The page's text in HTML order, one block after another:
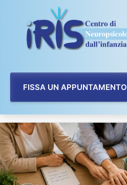
contenuto
FISSA UN APPUNTAMENTO